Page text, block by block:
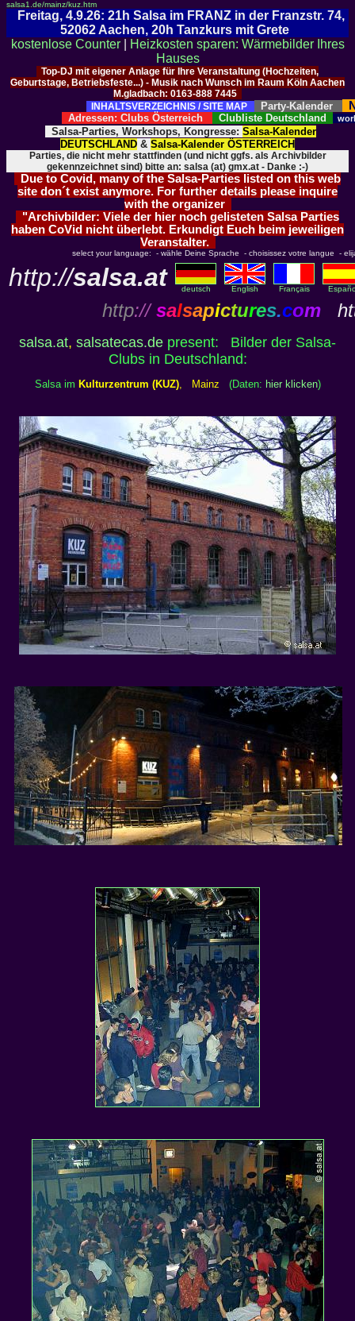
salsa1.de/mainz/kuz.htm
Freitag, 4.9.26: 21h Salsa im FRANZ in der Franzstr. 74,
52062 Aachen, 20h Tanzkurs mit Grete
kostenlose Counter|
Heizkosten sparen: Wärmebilder Ihres
Hauses
Top-DJ mit eigener Anlage für Ihre Veranstaltung (Hochzeiten,
Geburtstage, Betriebsfeste...) - Musik nach Wunsch im Raum Köln Aachen
M.gladbach: 0163-888 7445
INHALTSVERZEICHNIS / SITE MAP
Party-Kalender
Adressen: Clubs Österreich Clubliste Deutschland
Salsa-Parties, Workshops, Kongresse: Salsa-Kalender
DEUTSCHLAND & Salsa-Kalender ÖSTERREICH
Parties, die nicht mehr stattfinden (und nicht ggfs. als Archivbilder
gekennzeichnet sind) bitte an: salsa (at) gmx.at - Danke :-)
Due to Covid, many of the Salsa-Parties listed on this web
site don´t exist anymore. For further details please inquire
with the organizer
"Archivbilder: Viele der hier noch gelisteten Salsa Parties
haben CoVid nicht überlebt. Erkundigt Euch beim jeweiligen
Veranstalter.
select your language: - wähle Deine Sprache - choisissez votre langue -
http://salsa.at deutsch English Français
http:// salsapictures.com
salsa.at, salsatecas.de present: Bilder der Salsa-
Clubs in Deutschland:
Salsa im Kulturzentrum (KUZ), Mainz (Daten: hier klicken)